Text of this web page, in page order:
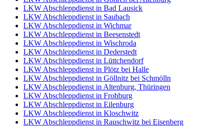
LKW Abschleppdienst in Bad Lausick
LKW Abschleppdienst in Saubach
LKW Abschleppdienst in Wichmar
LKW Abschleppdienst in Beesenstedt
LKW Abschleppdienst in Wischroda
LKW Abschleppdienst in Dederstedt
LKW Abschleppdienst in Lüttchendorf
LKW Abschleppdienst in Plötz bei Halle
LKW Abschleppdienst in Göllnitz bei Schmölln
LKW Abschleppdienst in Altenburg, Thüringen
LKW Abschleppdienst in Frohburg
LKW Abschleppdienst in Eilenburg
LKW Abschleppdienst in Kloschwitz
LKW Abschleppdienst in Rauschwitz bei Eisenberg